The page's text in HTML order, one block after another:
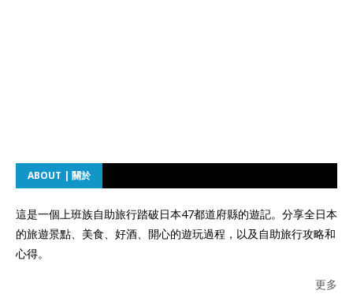
ABOUT | 關於
這是一個上班族自助旅行踏破日本47都道府縣的遊記。分享全日本
的旅遊景點、美食、好酒、開心的遊玩過程，以及自助旅行攻略和
心得。
更多